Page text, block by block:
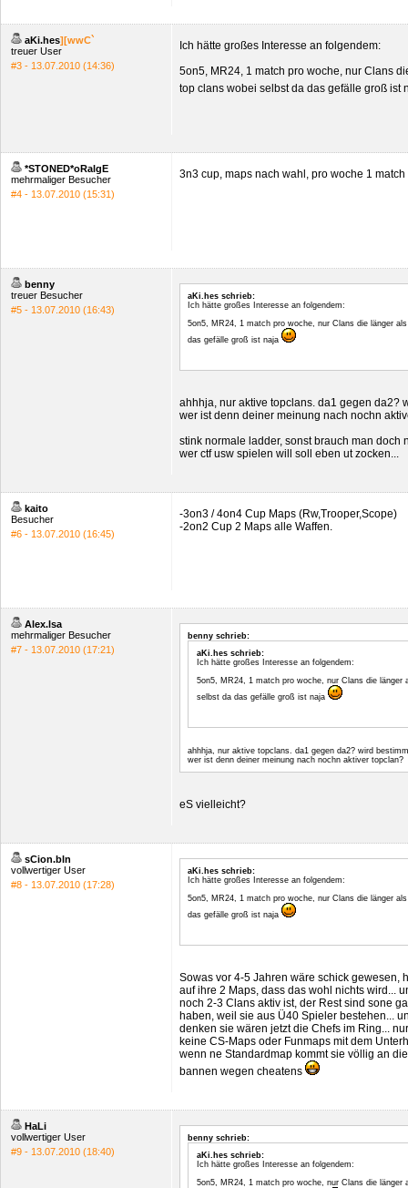
aKi.hes][wwC`
treuer User
#3 - 13.07.2010 (14:36)
Ich hätte großes Interesse an folgendem:
5on5, MR24, 1 match pro woche, nur Clans
top clans wobei selbst da das gefälle groß ist
*STONED*oRalgE
mehrmaliger Besucher
#4 - 13.07.2010 (15:31)
3n3 cup, maps nach wahl, pro woche 1 match
benny
treuer Besucher
#5 - 13.07.2010 (16:43)
aKi.hes schrieb:
Ich hätte großes Interesse an folgendem:
5on5, MR24, 1 match pro woche, nur Clans die länger
das gefälle groß ist naja
ahhhja, nur aktive topclans. da1 gegen da2?
wer ist denn deiner meinung nach nochn
stink normale ladder, sonst brauch man doch
wer ctf usw spielen will soll eben ut zocken...
kaito
Besucher
#6 - 13.07.2010 (16:45)
-3on3 / 4on4 Cup Maps (Rw,Trooper,Scope)
-2on2 Cup 2 Maps alle Waffen.
Alex.lsa
mehrmaliger Besucher
#7 - 13.07.2010 (17:21)
benny schrieb:
aKi.hes schrieb:
Ich hätte großes Interesse an folgendem:
5on5, MR24, 1 match pro woche, nur Clans die länger
selbst da das gefälle groß ist naja
ahhhja, nur aktive topclans. da1 gegen da2? wird
wer ist denn deiner meinung nach nochn aktiver topclan?
eS vielleicht?
sCion.bln
vollwertiger User
#8 - 13.07.2010 (17:28)
aKi.hes schrieb:
Ich hätte großes Interesse an folgendem:
5on5, MR24, 1 match pro woche, nur Clans die länger
das gefälle groß ist naja
Sowas vor 4-5 Jahren wäre schick gewesen,
auf ihre 2 Maps, dass das wohl nichts wird...
noch 2-3 Clans aktiv ist, der Rest sind sone
haben, weil sie aus Ü40 Spieler bestehen...
denken sie wären jetzt die Chefs im Ring...
keine CS-Maps oder Funmaps mit dem
wenn ne Standardmap kommt sie völlig an
bannen wegen cheatens
HaLi
vollwertiger User
#9 - 13.07.2010 (18:40)
benny schrieb:
aKi.hes schrieb:
Ich hätte großes Interesse an folgendem:
5on5, MR24, 1 match pro woche, nur Clans die länger